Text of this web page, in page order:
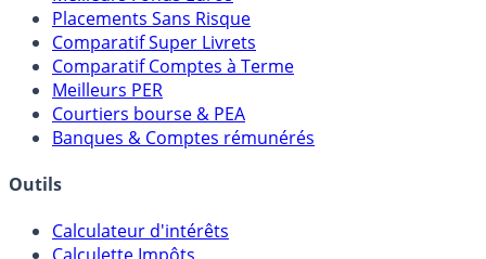
Meilleures Assurances-Vie
Meilleurs Fonds Euros
Placements Sans Risque
Comparatif Super Livrets
Comparatif Comptes à Terme
Meilleurs PER
Courtiers bourse & PEA
Banques & Comptes rémunérés
Outils